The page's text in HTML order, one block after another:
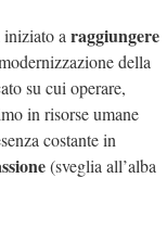
araggiungere
della
su cui operare,
in risorse umane
costante in
(sveglia all’alba